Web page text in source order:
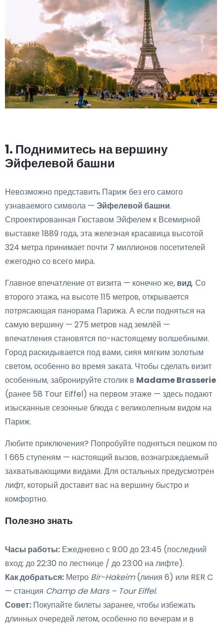
1. Поднимитесь на вершину
Эйфелевой башни
Невозможно представить Париж без его самого
узнаваемого символа — Эйфелевой башни.
Спроектированная Гюставом Эйфелем к Всемирной
выставке 1889 года, эта железная красавица высотой
324 метра принимает почти 7 миллионов посетителей
ежегодно со всего мира.
Главное впечатление от визита — конечно же, вид. Со
второго этажа, на высоте 115 метров, открывается
потрясающая панорама Парижа. А если подняться на
самую вершину — 275 метров над землёй —
впечатления становятся по-настоящему волшебными.
Город раскидывается под вами, сияя мягким золотым
светом, особенно во время заката. Чтобы сделать визит
особенным, забронируйте столик в Madame Brasserie
(ранее 58 Tour Eiffel) на первом этаже — здесь подают
изысканные сезонные блюда с великолепным видом на
Париж.
Любите приключения? Попробуйте подняться пешком по
1 665 ступеням — настоящий вызов, вознаграждаемый
захватывающими видами. Для остальных предусмотрен
лифт, который доставит вас на вершину быстро и
комфортно.
Полезно знать
Часы работы: Ежедневно с 9:00 до 23:45 (последний
вход: до 22:30 по лестнице / до 23:00 на лифте).
Как добраться: Метро Bir-Hakeim(линия 6) или RER C
— станция Champ de Mars – Tour Eiffel.
Совет: Покупайте билеты заранее, чтобы избежать
длинных очередей летом, особенно по вечерам и в